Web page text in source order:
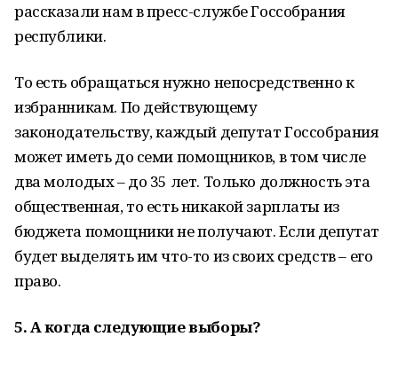
рассказали нам в пресс-службе Госсобрания
республики.
То есть обращаться нужно непосредственно к
избранникам. По действующему
законодательству, каждый депутат Госсобрания
может иметь до семи помощников, в том числе
два молодых – до 35 лет. Только должность эта
общественная, то есть никакой зарплаты из
бюджета помощники не получают. Если депутат
будет выделять им что-то из своих средств – его
право.
5. А когда следующие выборы?